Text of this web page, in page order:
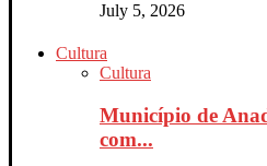
July 5, 2026
Cultura
Cultura
Município de
com...